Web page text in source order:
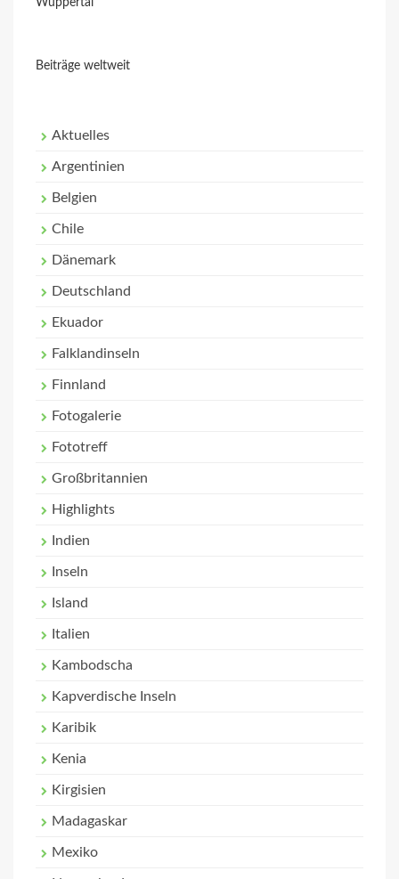
Wuppertal
Beiträge weltweit
Aktuelles
Argentinien
Belgien
Chile
Dänemark
Deutschland
Ekuador
Falklandinseln
Finnland
Fotogalerie
Fototreff
Großbritannien
Highlights
Indien
Inseln
Island
Italien
Kambodscha
Kapverdische Inseln
Karibik
Kenia
Kirgisien
Madagaskar
Mexiko